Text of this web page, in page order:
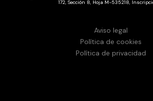
172, Sección 8, Hoja M-535218,
Aviso legal
Política de cookies
Política de privacidad